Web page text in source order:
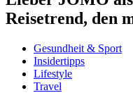
Reisetrend, den
Gesundheit & Sport
Insidertipps
Lifestyle
Travel